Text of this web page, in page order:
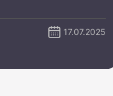
17.07.2025